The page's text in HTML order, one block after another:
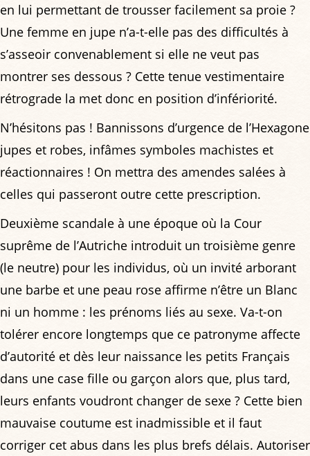
en lui permettant de trousser facilement sa proie ?
Une femme en jupe n’a-t-elle pas des difficultés à
s’asseoir convenablement si elle ne veut pas
montrer ses dessous ? Cette tenue vestimentaire
rétrograde la met donc en position d’infériorité.
N’hésitons pas ! Bannissons d’urgence de l’Hexagone
jupes et robes, infâmes symboles machistes et
réactionnaires ! On mettra des amendes salées à
celles qui passeront outre cette prescription.
Deuxième scandale à une époque où la Cour
suprême de l’Autriche introduit un troisième genre
(le neutre) pour les individus, où un invité arborant
une barbe et une peau rose affirme n’être un Blanc
ni un homme : les prénoms liés au sexe. Va-t-on
tolérer encore longtemps que ce patronyme affecte
d’autorité et dès leur naissance les petits Français
dans une case fille ou garçon alors que, plus tard,
leurs enfants voudront changer de sexe ? Cette bien
mauvaise coutume est inadmissible et il faut
corriger cet abus dans les plus brefs délais. Autoriser